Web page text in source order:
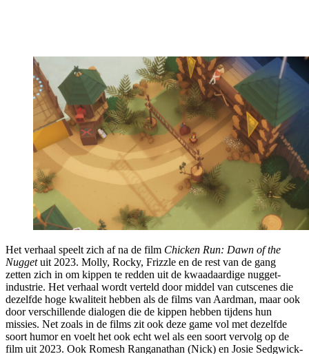
Het verhaal speelt zich af na de film Chicken Run: Dawn of the
Nuggetuit 2023. Molly, Rocky, Frizzle en de rest van de gang
zetten zich in om kippen te redden uit de kwaadaardige nugget-
industrie. Het verhaal wordt verteld door middel van cutscenes die
dezelfde hoge kwaliteit hebben als de films van Aardman, maar ook
door verschillende dialogen die de kippen hebben tijdens hun
missies. Net zoals in de films zit ook deze game vol met dezelfde
soort humor en voelt het ook echt wel als een soort vervolg op de
film uit 2023. Ook Romesh Ranganathan (Nick) en Josie Sedgwick-